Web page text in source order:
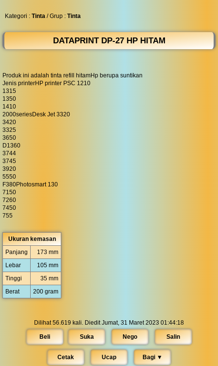
Kategori : Tinta / Grup : Tinta
DATAPRINT DP-27 HP HITAM
Produk ini adalah tinta refill hitamHp berupa suntikan
Jenis printerHP printer PSC 1210
1315
1350
1410
2000seriesDesk Jet 3320
3420
3325
3650
D1360
3744
3745
3920
5550
F380Photosmart 130
7150
7260
7450
755
Ukuran kemasan
Panjang
173 mm
Lebar
105 mm
Tinggi
35 mm
Berat
200 gram
Dilihat 56.619 kali. Diedit Jumat, 31 Maret 2023 01:44:18
Beli Suka Nego Salin
Cetak Ucap Bagi ▼︎